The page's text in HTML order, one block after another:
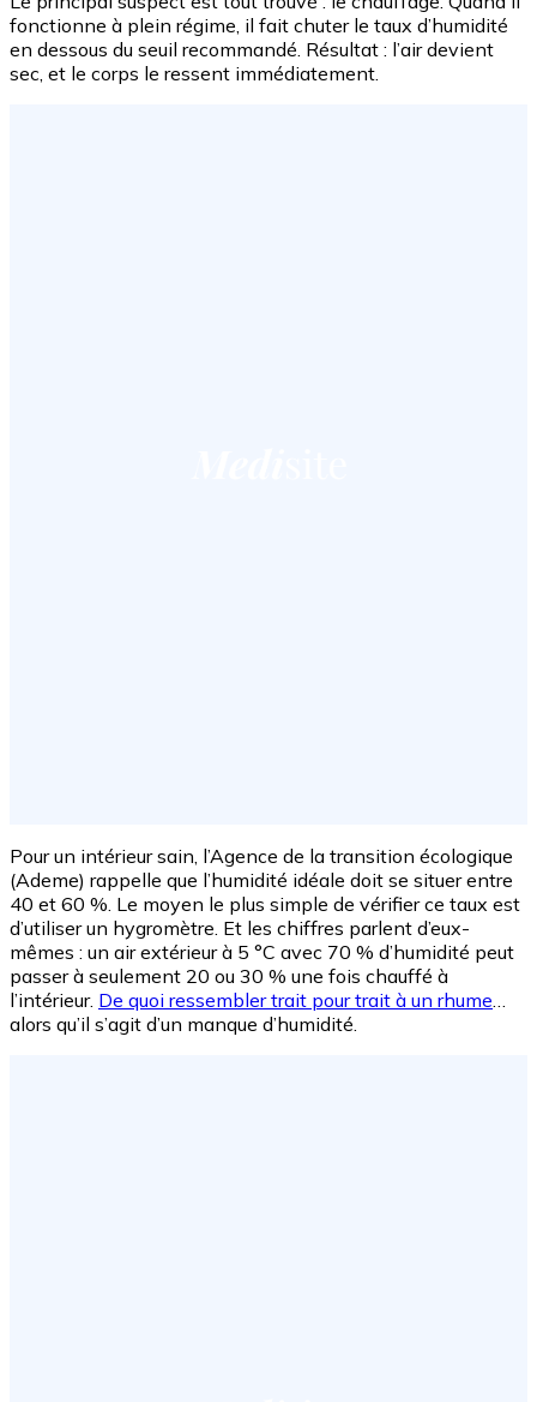
fonctionne à plein régime, il fait chuter le taux d’humidité
en dessous du seuil recommandé. Résultat : l’air devient
sec, et le corps le ressent immédiatement.
Pour un intérieur sain, l’Agence de la transition écologique
(Ademe) rappelle que l’humidité idéale doit se situer entre
40 et 60 %. Le moyen le plus simple de vérifier ce taux est
d’utiliser un hygromètre. Et les chiffres parlent d’eux-
mêmes : un air extérieur à 5 °C avec 70 % d’humidité peut
passer à seulement 20 ou 30 % une fois chauffé à
l’intérieur. De quoi ressembler trait pour trait à un rhume…
alors qu’il s’agit d’un manque d’humidité.